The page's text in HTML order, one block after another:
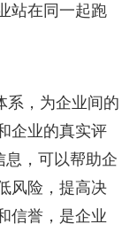
站在同一起跑
系，为企业间的
企业的真实评
息，可以帮助企
风险，提高决
信誉，是企业